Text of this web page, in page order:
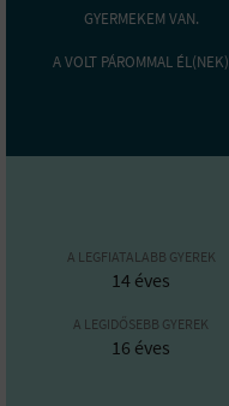
GYERMEKEM VAN.
A VOLT PÁROMMAL ÉL(NEK)
A LEGFIATALABB GYEREK
14 éves
A LEGIDŐSEBB GYEREK
16 éves